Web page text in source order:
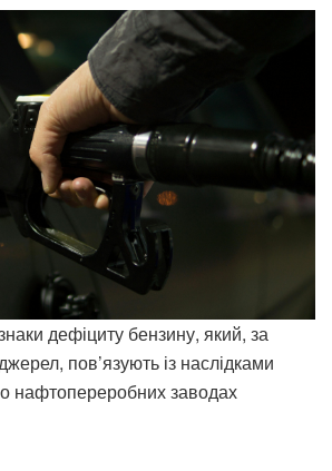
дефіциту бензину, який, за
пов’язують із наслідками
нафтопереробних заводах